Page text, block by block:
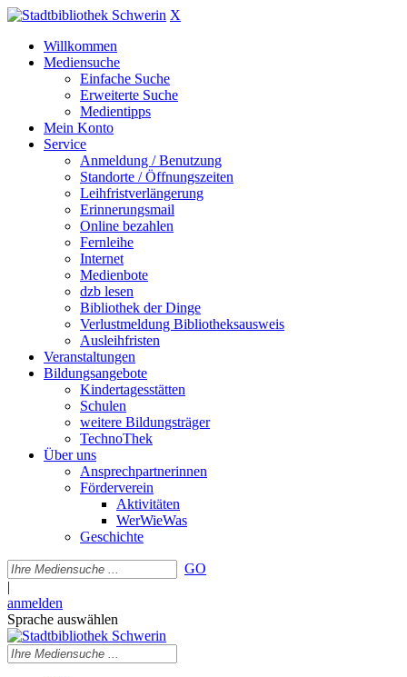
X
Willkommen
Mediensuche
Einfache Suche
Erweiterte Suche
Medientipps
Mein Konto
Service
Anmeldung / Benutzung
Standorte / Öffnungszeiten
Leihfristverlängerung
Erinnerungsmail
Online bezahlen
Fernleihe
Internet
Medienbote
dzb lesen
Bibliothek der Dinge
Verlustmeldung Bibliotheksausweis
Ausleihfristen
Veranstaltungen
Bildungsangebote
Kindertagesstätten
Schulen
weitere Bildungsträger
TechnoThek
Über uns
Ansprechpartnerinnen
Förderverein
Aktivitäten
WerWieWas
Geschichte
GO
|
anmelden
Sprache auswählen